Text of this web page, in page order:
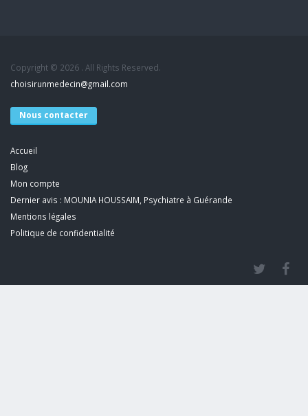
Copyright © 2026 . All Rights Reserved.
choisirunmedecin@gmail.com
Nous contacter
Accueil
Blog
Mon compte
Dernier avis : MOUNIA HOUSSAIM, Psychiatre à Guérande
Mentions légales
Politique de confidentialité